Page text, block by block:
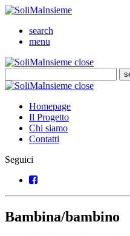
SoliMaInsieme
search
menu
SoliMaInsieme
closeClose
SoliMaInsieme
closeClose
Homepage
Il Progetto
Chi siamo
Contatti
Seguici
Facebook
Bambina/bambino